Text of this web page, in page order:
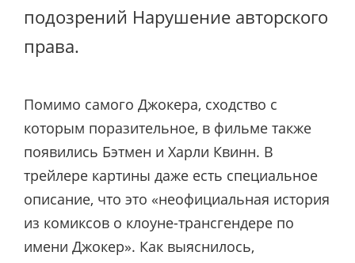
подозрений Нарушение авторского
права.
Помимо самого Джокера, сходство с
которым поразительное, в фильме также
появились Бэтмен и Харли Квинн. В
трейлере картины даже есть специальное
описание, что это «неофициальная история
из комиксов о клоуне-трансгендере по
имени Джокер». Как выяснилось,